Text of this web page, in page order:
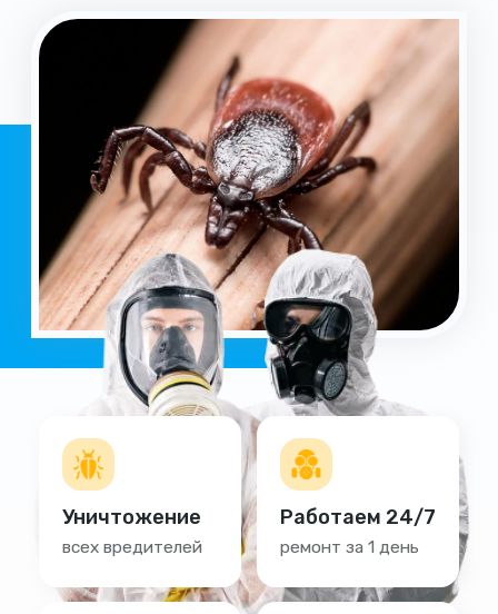
Гарантия
от 3 месяцев более 15 лет
Опыт работы
Персональный
менеджер
ремонт за 1 день
Работаем 24/7
Уничтожение
всех вредителей
Срочный выезд
за 20 минут